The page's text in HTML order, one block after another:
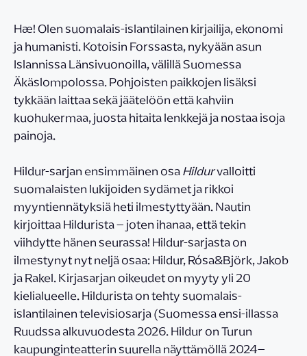
Hæ! Olen suomalais-islantilainen kirjailija, ekonomi
ja humanisti. Kotoisin Forssasta, nykyään asun
Islannissa Länsivuonoilla, välillä Suomessa
Äkäslompolossa. Pohjoisten paikkojen lisäksi
tykkään laittaa sekä jäätelöön että kahviin
kuohukermaa, juosta hitaita lenkkejä ja nostaa isoja
painoja.
Hildur-sarjan ensimmäinen osaHildurvalloitti
suomalaisten lukijoiden sydämet ja rikkoi
myyntiennätyksiä heti ilmestyttyään. Nautin
kirjoittaa Hildurista – joten ihanaa, että tekin
viihdytte hänen seurassa! Hildur-sarjasta on
ilmestynyt nyt neljä osaa: Hildur, Rósa&Björk, Jakob
ja Rakel. Kirjasarjan oikeudet on myyty yli 20
kielialueelle. Hildurista on tehty suomalais-
islantilainen televisiosarja (Suomessa ensi-illassa
Ruudssa alkuvuodesta 2026. Hildur on Turun
kaupunginteatterin suurella näyttämöllä 2024–